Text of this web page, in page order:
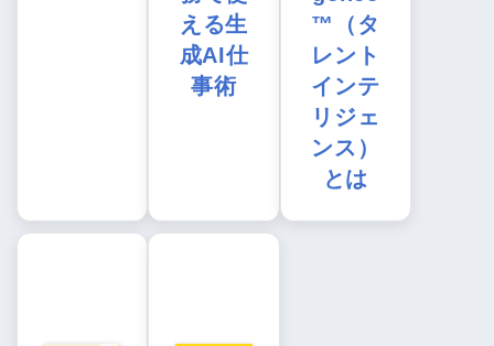
える生
成AI仕
事術
™（タ
レント
インテ
リジェ
ンス）
とは